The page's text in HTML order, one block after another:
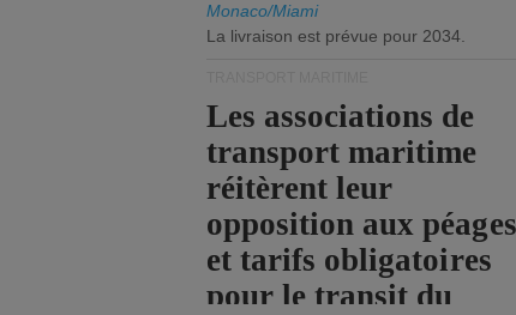
vigueur.
Monaco/Miami
La livraison est prévue pour 2034.
Les associations de
transport maritime
réitèrent leur
opposition aux péages
et tarifs obligatoires
pour le transit du